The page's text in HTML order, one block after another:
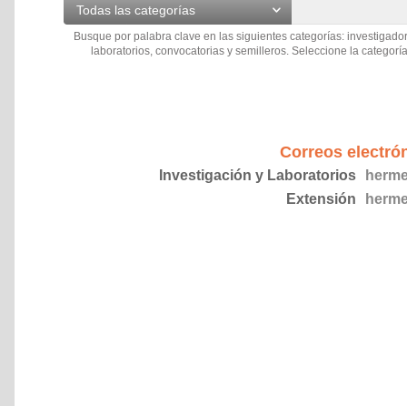
Todas las categorías
Busque por palabra clave en las siguientes categorías:
laboratorios, convocatorias y semilleros. Seleccione la
Correos
Investigación y Laboratorios
Extensión